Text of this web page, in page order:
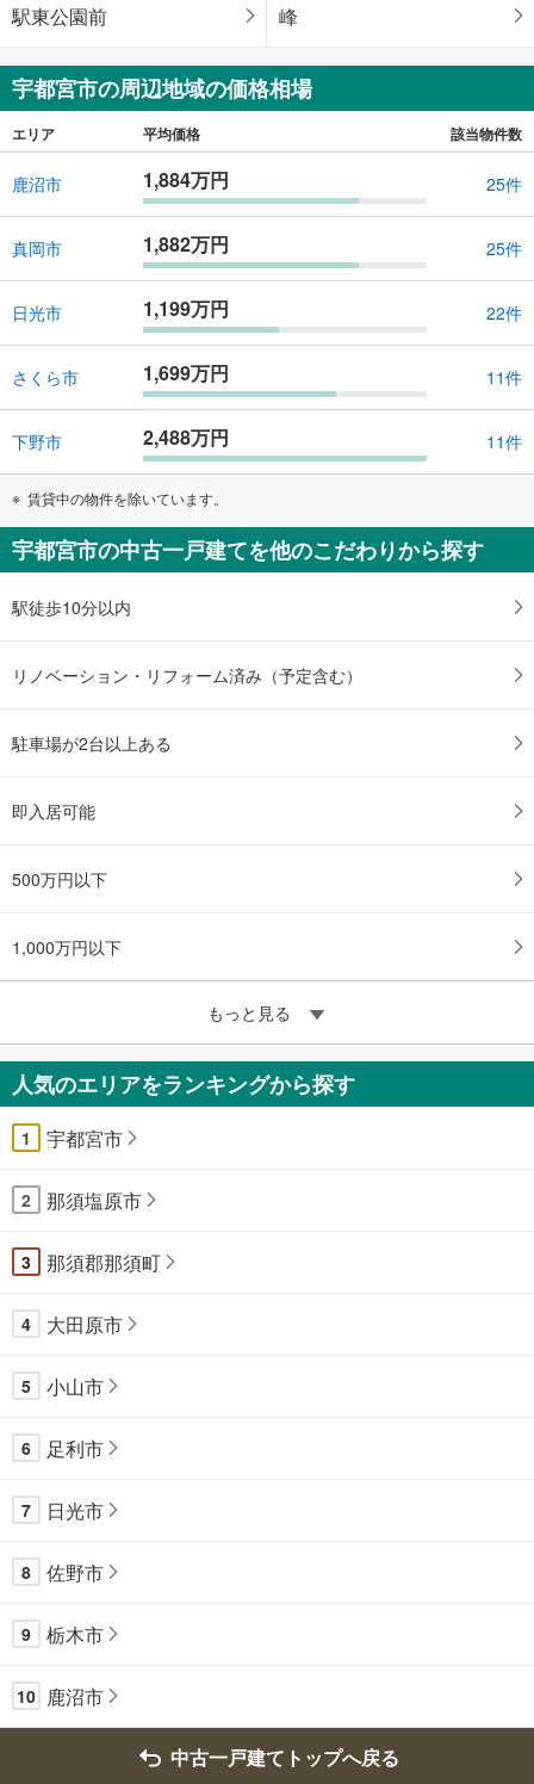
駅東公園前 峰
宇都宮市の周辺地域の価格相場
エリア 平均価格 該当物件数
鹿沼市 1,884万円 25件
真岡市 1,882万円 25件
日光市 1,199万円 22件
さくら市 1,699万円 11件
下野市 2,488万円 11件
賃貸中の物件を除いています。
宇都宮市の中古一戸建てを他のこだわりから探す
駅徒歩10分以内
リノベーション・リフォーム済み（予定含む）
駐車場が2台以上ある
即入居可能
500万円以下
1,000万円以下
もっと見る
人気のエリアをランキングから探す
1 宇都宮市
2 那須塩原市
3 那須郡那須町
4 大田原市
5 小山市
6 足利市
7 日光市
8 佐野市
9 栃木市
10 鹿沼市
中古一戸建てトップへ戻る